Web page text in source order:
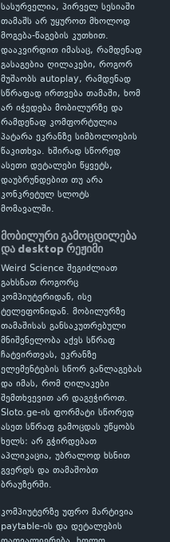
სასურველია, პირველ სესიაში
თამაშს არ უყუროთ მხოლოდ
მოგება-წაგების კუთხით.
დააკვირდით იმასაც, რამდენად
გასაგებია ღილაკები, როგორ
მუშაობს autoplay, რამდენად
სწრაფად ირთვება თამაში, ხომ
არ იჭედება მობილურზე და
რამდენად კომფორტულია
პატარა ეკრანზე სიმბოლოების
წაკითხვა. ხშირად სწორედ
ასეთი დეტალები წყვეტს,
დაუბრუნდებით თუ არა
კონკრეტულ სლოტს
მომავალში.
მობილური გამოცდილება
და desktop რეჟიმი
Weird Science შეგიძლიათ
გახსნათ როგორც
კომპიუტერიდან, ისე
ტელეფონიდან. მობილურზე
თამაშისას განსაკუთრებული
მნიშვნელობა აქვს სწრაფ
ჩატვირთვას, ეკრანზე
ელემენტების სწორ განლაგებას
და იმას, რომ ღილაკები
შემთხვევით არ დაგეჭიროთ.
Sloto.ge-ის ფორმატი სწორედ
ასეთ სწრაფ გამოცდას უწყობს
ხელს: არ გჭირდებათ
აპლიკაცია, უბრალოდ ხსნით
გვერდს და თამაშობთ
ბრაუზერში.
კომპიუტერზე უფრო მარტივია
paytable-ის და დეტალების